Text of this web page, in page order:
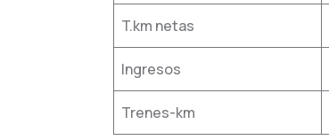
T.km netas
Ingresos
Trenes-km